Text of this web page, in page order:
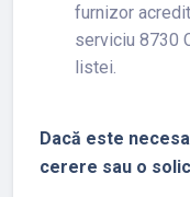
furnizor
serviciu 8730
listei.
Dacă este
cerere sau o